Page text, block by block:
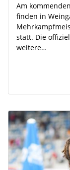
Am
finden in
statt. Die
weitere…